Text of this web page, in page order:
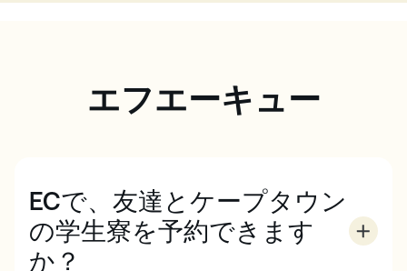
エフエーキュー
ECで、友達とケープタウン
の学生寮を予約できます
か？